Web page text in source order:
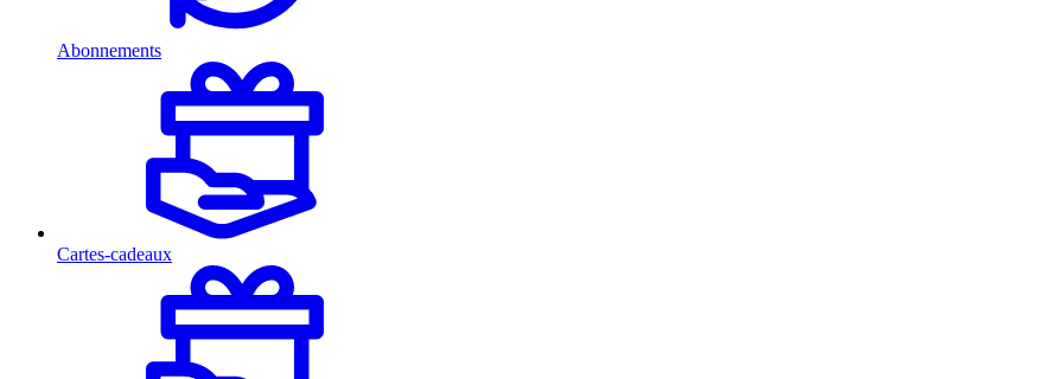
Abonnements
Cartes-cadeaux